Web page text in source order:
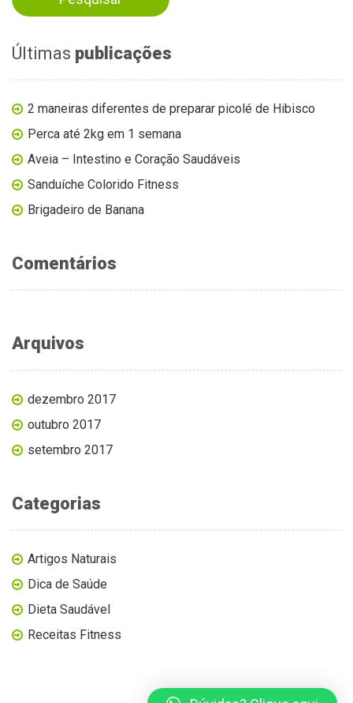
Últimas publicações
2 maneiras diferentes de preparar picolé de Hibisco
Perca até 2kg em 1 semana
Aveia – Intestino e Coração Saudáveis
Sanduíche Colorido Fitness
Brigadeiro de Banana
Comentários
Arquivos
dezembro 2017
outubro 2017
setembro 2017
Categorias
Artigos Naturais
Dica de Saúde
Dieta Saudável
Receitas Fitness